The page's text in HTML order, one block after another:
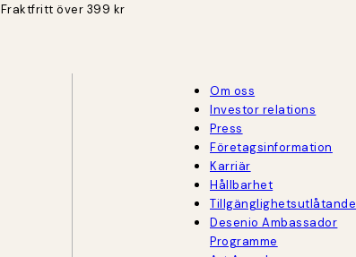
Fraktfritt över 399 kr
Om oss
Investor relations
Press
Företagsinformation
Karriär
Hållbarhet
Tillgänglighetsutlåtande
Desenio Ambassador
Programme